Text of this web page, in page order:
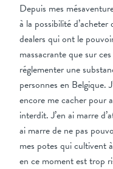
Depuis mes
à la possibilité
dealers qui ont le
massacrante que sur
réglementer une
personnes en Belgique.
encore me cacher pour
interdit. J’en ai marre
ai marre de ne pas
mes potes qui cultivent
en ce moment est trop